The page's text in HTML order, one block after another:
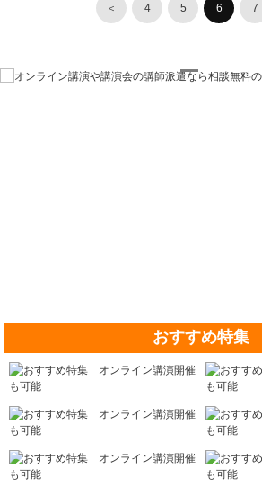
＜ 4 5 6 7
おすすめ特集